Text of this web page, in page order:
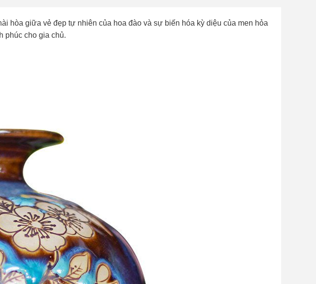
hòa giữa vẻ đẹp tự nhiên của hoa đào và sự biến hóa kỳ diệu của men hỏa
phúc cho gia chủ.